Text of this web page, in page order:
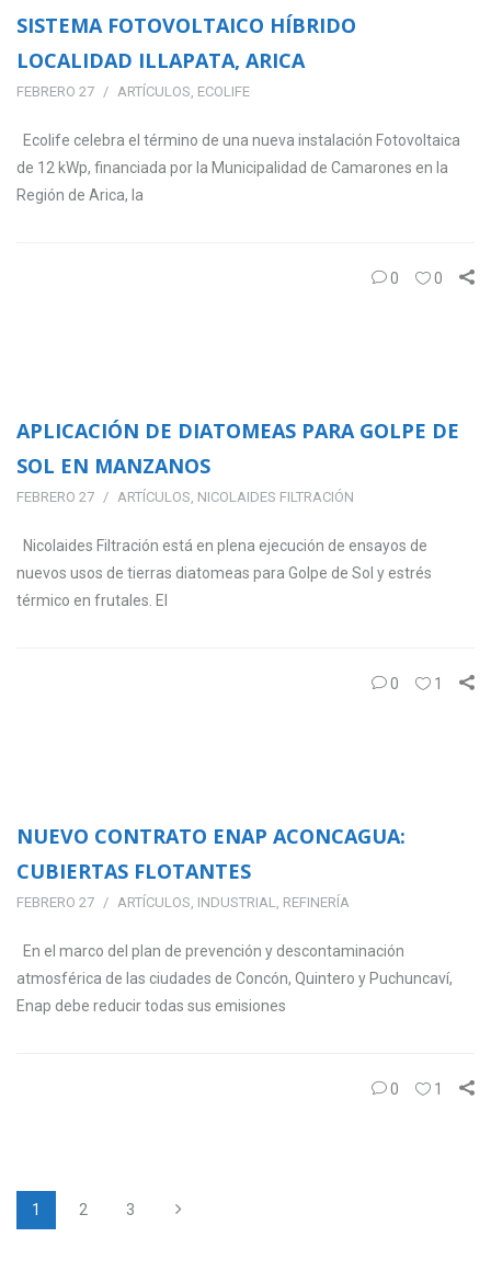
SISTEMA FOTOVOLTAICO HÍBRIDO
LOCALIDAD ILLAPATA, ARICA
FEBRERO 27 ARTÍCULOS, ECOLIFE
Ecolife celebra el término de una nueva instalación Fotovoltaica
de 12 kWp, financiada por la Municipalidad de Camarones en la
Región de Arica, la
0 0
APLICACIÓN DE DIATOMEAS PARA GOLPE DE
SOL EN MANZANOS
FEBRERO 27 ARTÍCULOS, NICOLAIDES FILTRACIÓN
Nicolaides Filtración está en plena ejecución de ensayos de
nuevos usos de tierras diatomeas para Golpe de Sol y estrés
térmico en frutales. El
0 1
NUEVO CONTRATO ENAP ACONCAGUA:
CUBIERTAS FLOTANTES
FEBRERO 27 ARTÍCULOS, INDUSTRIAL, REFINERÍA
En el marco del plan de prevención y descontaminación
atmosférica de las ciudades de Concón, Quintero y Puchuncaví,
Enap debe reducir todas sus emisiones
0 1
1 2 3